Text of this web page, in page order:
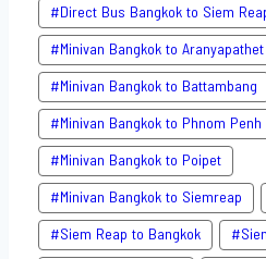
#Direct​ Bus Bangkok to Siem
#Minivan Bangkok to​ Aranyapathet​
#Minivan​ Bangkok to Battambang
#Minivan Bangkok to Phnom Penh
#Minivan Bangkok to Poipet
#Minivan Bangkok to Siemreap
#Siem Reap to Bangkok